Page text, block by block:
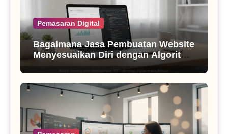
Pemasaran Digital
Bagaimana Jasa Pembuatan Website
Menyesuaikan Diri dengan Algoritma
SEO Masa Kini